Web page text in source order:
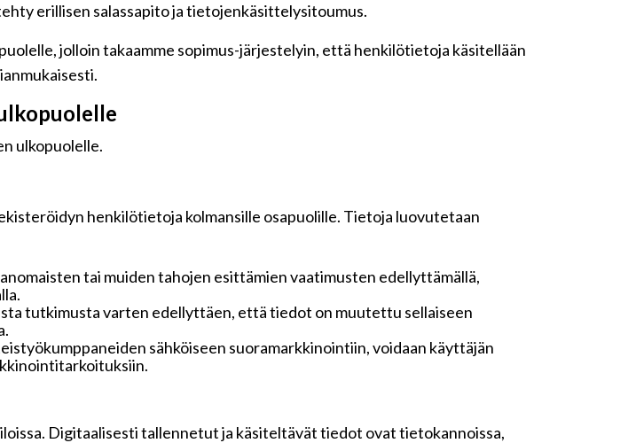
erillisen salassapito ja tietojenkäsittelysitoumus.
jolloin takaamme sopimus-järjestelyin, että henkilötietoja käsitellään
ulkopuolelle.
henkilötietoja kolmansille osapuolille. Tietoja luovutetaan
tai muiden tahojen esittämien vaatimusten edellyttämällä,
tutkimusta varten edellyttäen, että tiedot on muutettu sellaiseen
sähköiseen suoramarkkinointiin, voidaan käyttäjän
Digitaalisesti tallennetut ja käsiteltävät tiedot ovat tietokannoissa,